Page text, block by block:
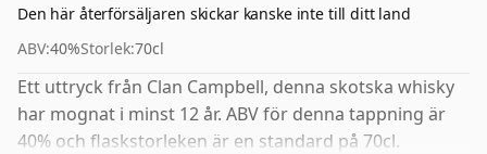
Den här återförsäljaren skickar kanske inte till ditt land
ABV:40%Storlek:70cl
Ett uttryck från Clan Campbell, denna skotska whisky
har mognat i minst 12 år. ABV för denna tappning är
40% och flaskstorleken är en standard på 70cl.